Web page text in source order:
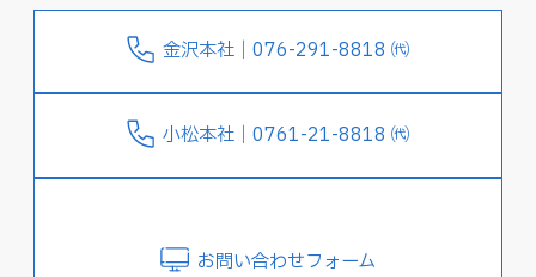
金沢本社｜076-291-8818 ㈹
小松本社｜0761-21-8818 ㈹
お問い合わせフォーム